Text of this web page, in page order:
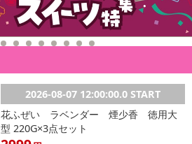
2026-08-07 12:00:00.0 START
花ふぜい ラベンダー 煙少香 徳用大
型 220G×3点セット